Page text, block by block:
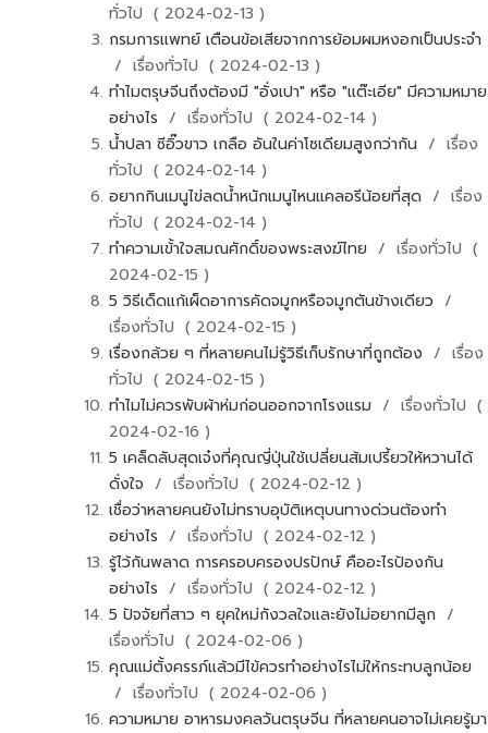
ทั่วไป ( 2024-02-13 )
กรมการแพทย์ เตือนข้อเสียจากการย้อมผมหงอกเป็นประจำ
/ เรื่องทั่วไป ( 2024-02-13 )
ทำไมตรุษจีนถึงต้องมี "อั่งเปา" หรือ "แต๊ะเอีย" มีความหมาย
อย่างไร / เรื่องทั่วไป ( 2024-02-14 )
น้ำปลา ซีอิ๊วขาว เกลือ อันในค่าโซเดียมสูงกว่ากัน / เรื่อง
ทั่วไป ( 2024-02-14 )
อยากกินเมนูไข่ลดน้ำหนักเมนูไหนแคลอรีน้อยที่สุด / เรื่อง
ทั่วไป ( 2024-02-14 )
ทำความเข้้าใจสมณศักดิ์ของพระสงฆ์ไทย / เรื่องทั่วไป (
2024-02-15 )
5 วิธีเด็ดแก้เผ็ดอาการคัดจมูกหรือจมูกตันข้างเดียว /
เรื่องทั่วไป ( 2024-02-15 )
เรื่องกล้วย ๆ ที่หลายคนไม่รู้วิธีเก็บรักษาที่ถูกต้อง / เรื่อง
ทั่วไป ( 2024-02-15 )
ทำไมไม่ควรพับผ้าห่มก่อนออกจากโรงแรม / เรื่องทั่วไป (
2024-02-16 )
5 เคล็ดลับสุดเจ๋งที่คุณญี่ปุ่นใช้เปลี่ยนส้มเปรี้ยวให้หวานได้
ดั่งใจ / เรื่องทั่วไป ( 2024-02-12 )
เชื่อว่าหลายคนยังไม่ทราบอุบัติเหตุบนทางด่วนต้องทำ
อย่างไร / เรื่องทั่วไป ( 2024-02-12 )
รู้ไว้กันพลาด การครอบครองปรปักษ์ คืออะไรป้องกัน
อย่างไร / เรื่องทั่วไป ( 2024-02-12 )
5 ปัจจัยที่สาว ๆ ยุคใหม่กังวลใจและยังไม่อยากมีลูก /
เรื่องทั่วไป ( 2024-02-06 )
คุณแม่ตั้งครรภ์แล้วมีไข้ควรทำอย่างไรไม่ให้กระทบลูกน้อย
/ เรื่องทั่วไป ( 2024-02-06 )
ความหมาย อาหารมงคลวันตรุษจีน ที่หลายคนอาจไม่เคยรู้มา